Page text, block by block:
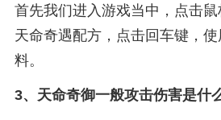
首先我们进入游戏当中，点击
天命奇遇配方，点击回车键，
料。
3、 天命奇御一般攻击伤害是什